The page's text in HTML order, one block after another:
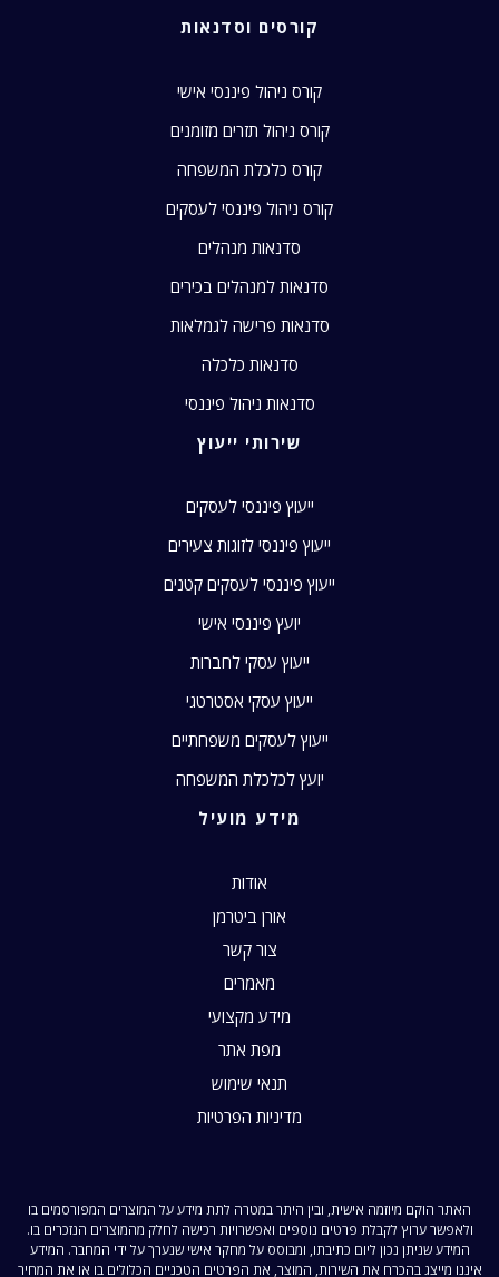
קורסים וסדנאות
קורס ניהול פיננסי אישי
קורס ניהול תזרים מזומנים
קורס כלכלת המשפחה
קורס ניהול פיננסי לעסקים
סדנאות מנהלים
סדנאות למנהלים בכירים
סדנאות פרישה לגמלאות
סדנאות כלכלה
סדנאות ניהול פיננסי
שירותי ייעוץ
ייעוץ פיננסי לעסקים
ייעוץ פיננסי לזוגות צעירים
ייעוץ פיננסי לעסקים קטנים
יועץ פיננסי אישי
ייעוץ עסקי לחברות
ייעוץ עסקי אסטרטגי
ייעוץ לעסקים משפחתיים
יועץ לכלכלת המשפחה
מידע מועיל
אודות
אורן ביטרמן
צור קשר
מאמרים
מידע מקצועי
מפת אתר
תנאי שימוש
מדיניות הפרטיות
האתר הוקם מיוזמה אישית, ובין היתר במטרה לתת מידע על המוצרים המפורסמים בו
ולאפשר ערוץ לקבלת פרטים נוספים ואפשרויות רכישה לחלק מהמוצרים הנזכרים בו.
המידע שניתן נכון ליום כתיבתו, ומבוסס על מחקר אישי שנערך על ידי המחבר. המידע
איננו מייצג בהכרח את השירות, המוצר, את הפרטים הטכניים הכלולים בו או את המחיר